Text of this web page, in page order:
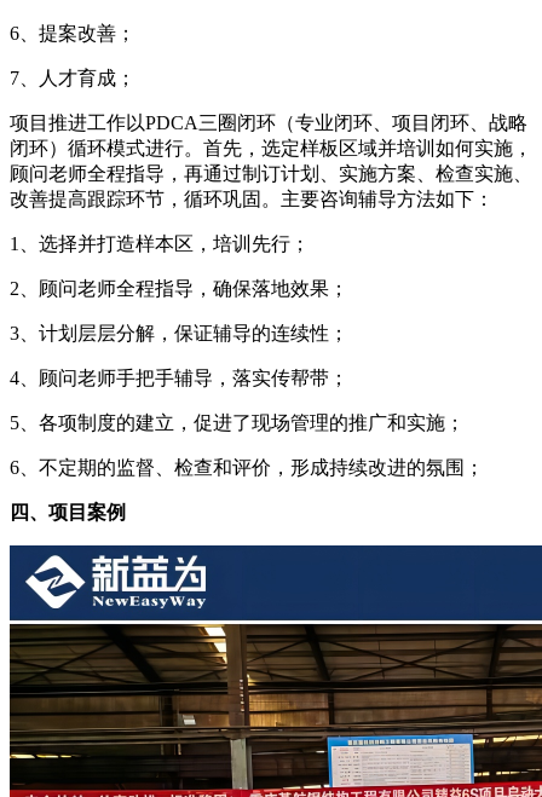
6、提案改善；
7、人才育成；
项目推进工作以PDCA三圈闭环（专业闭环、项目闭环、战略
闭环）循环模式进行。首先，选定样板区域并培训如何实施，
顾问老师全程指导，再通过制订计划、实施方案、检查实施、
改善提高跟踪环节，循环巩固。主要咨询辅导方法如下：
1、选择并打造样本区，培训先行；
2、顾问老师全程指导，确保落地效果；
3、计划层层分解，保证辅导的连续性；
4、顾问老师手把手辅导，落实传帮带；
5、各项制度的建立，促进了现场管理的推广和实施；
6、不定期的监督、检查和评价，形成持续改进的氛围；
四、项目案例